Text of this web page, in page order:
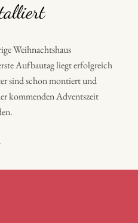
Weihnachtshaus
Aufbautag liegt erfolgreich
sind schon montiert und
kommenden Adventszeit